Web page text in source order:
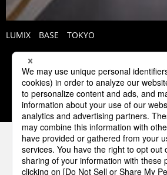
LUMIX BASE TOKYO
2 3 4 5
パナソニックの電気設備